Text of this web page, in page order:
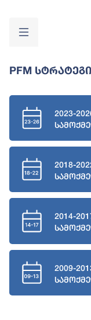
PFM
2023-
2018-
2014-
2009-